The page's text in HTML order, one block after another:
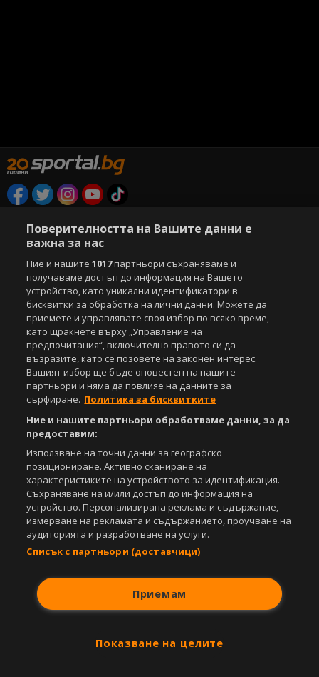
Този уебсайт е собственост наSportal Media Group
За нас За рекламa
Етични правила на НСС
Лични данни
Управление на предпочитания
Съдържанието на този уеб сайт и технологиите, използвани в него, са
под закрила на Закона за авторското право и сродните му права.
Всички статии, репортажи, интервюта и други текстови, графични и
видео материали, публикувани в сайта, са собственост на Агенция
Спортал, освен ако изрично е посочено друго. Допуска се
публикуване на текстови материали само след писмено съгласие на
Агенция Спортал, посочване на източника и добавяне на линк към
www.sportal.bg. Използването на графични и видео материали,
публикувани в сайта, е строго забранено. Нарушителите ще бъдат
санкционирани с цялата строгост на закона.
приложение за:
Powered by:
Поверителността на Вашите данни е
важна за нас
Ние и нашите1017партньори съхраняваме и
получаваме достъп до информация на Вашето
устройство, като уникални идентификатори в
бисквитки за обработка на лични данни. Можете да
приемете и управлявате своя избор по всяко време,
като щракнете върху „Управление на
предпочитания“, включително правото си да
възразите, като се позовете на законен интерес.
Вашият избор ще бъде оповестен на нашите
партньори и няма да повлияе на данните за
сърфиране. Политика за бисквитките
Ние и нашите партньори обработваме данни, за да
предоставим:
Използване на точни данни за географско
позициониране. Активно сканиране на
характеристиките на устройството за идентификация.
Съхраняване на и/или достъп до информация на
устройство. Персонализирана реклама и съдържание,
измерване на рекламата и съдържанието, проучване на
аудиторията и разработване на услуги.
Списък с партньори (доставчици)
Приемам
Показване на целите